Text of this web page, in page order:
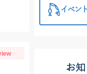
イベン
お